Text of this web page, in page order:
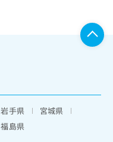
岩手県
宮城県
福島県